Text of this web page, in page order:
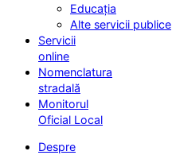
Educația
Alte servicii publice
Servicii
online
Nomenclatura
stradală
Monitorul
Oficial Local
Despre